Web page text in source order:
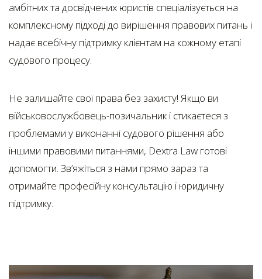
амбітних та досвідчених юристів спеціалізується на
комплексному підході до вирішення правових питань і
надає всебічну підтримку клієнтам на кожному етапі
судового процесу.
Не залишайте свої права без захисту! Якщо ви
військовослужбовець-позичальник і стикаєтеся з
проблемами у виконанні судового рішення або
іншими правовими питаннями, Dextra Law готові
допомогти. Зв’яжіться з нами прямо зараз та
отримайте професійну консультацію і юридичну
підтримку.